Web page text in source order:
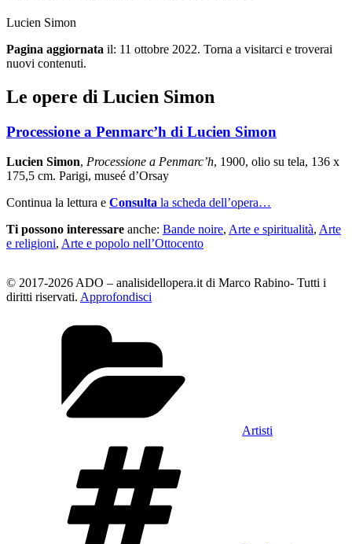
Lucien Simon
Pagina aggiornata il: 11 ottobre 2022. Torna a visitarci e troverai
nuovi contenuti.
Le opere di Lucien Simon
Processione a Penmarc’h di Lucien Simon
Lucien Simon, Processione a Penmarc’h, 1900, olio su tela, 136 x
175,5 cm. Parigi, museé d’Orsay
Continua la lettura e Consulta la scheda dell’opera…
Ti possono interessare anche: Bande noire, Arte e spiritualità, Arte
e religioni, Arte e popolo nell’Ottocento
© 2017-2026 ADO – analisidellopera.it di Marco Rabino- Tutti i
diritti riservati. Approfondisci
Artisti